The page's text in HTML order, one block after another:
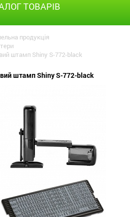
ТОВАРІВ
продукція
штамп Shiny S-772-black
штамп Shiny S-772-black